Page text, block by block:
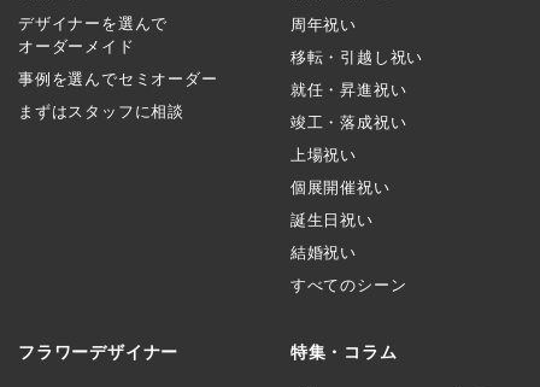
デザイナーを選んで
オーダーメイド
事例を選んでセミオーダー
まずはスタッフに相談
周年祝い
移転・引越し祝い
就任・昇進祝い
竣工・落成祝い
上場祝い
個展開催祝い
誕生日祝い
結婚祝い
すべてのシーン
フラワーデザイナー 特集・コラム